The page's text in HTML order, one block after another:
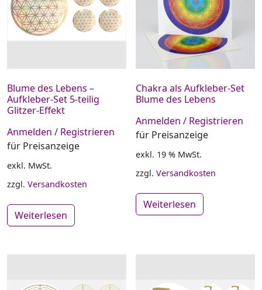
Blume des Lebens –
Aufkleber-Set 5-teilig
Glitzer-Effekt
Anmelden / Registrieren
für Preisanzeige
exkl. MwSt.
zzgl. Versandkosten
Weiterlesen
Chakra als Aufkleber-Set
Blume des Lebens
Anmelden / Registrieren
für Preisanzeige
exkl. 19 % MwSt.
zzgl.Versandkosten
Weiterlesen